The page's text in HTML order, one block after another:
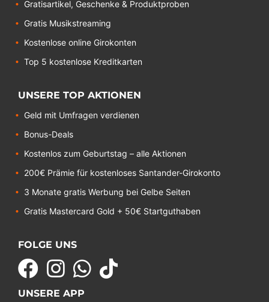
Gratisartikel, Geschenke & Produktproben
Gratis Musikstreaming
Kostenlose online Girokonten
Top 5 kostenlose Kreditkarten
UNSERE TOP AKTIONEN
Geld mit Umfragen verdienen
Bonus-Deals
Kostenlos zum Geburtstag – alle Aktionen
200€ Prämie für kostenloses Santander-Girokonto
3 Monate gratis Werbung bei Gelbe Seiten
Gratis Mastercard Gold + 50€ Startguthaben
FOLGE UNS
UNSERE APP